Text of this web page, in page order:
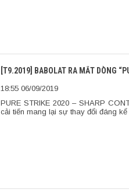
[T9.2019] BABOLAT RA MẮT DÒNG
18:55 06/09/2019
PURE STRIKE 2020 – SHARP
cải tiến mang lại sự thay đổi đáng